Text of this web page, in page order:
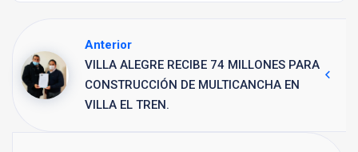
Anterior
VILLA ALEGRE RECIBE 74 MILLONES PARA
CONSTRUCCIÓN DE MULTICANCHA EN
VILLA EL TREN.